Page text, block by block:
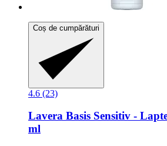
Coș de cumpărături
4.6 (23)
Lavera Basis Sensitiv -​
ml